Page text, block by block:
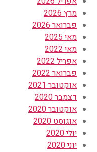
מרץ 2026
פברואר 2026
מאי 2025
מאי 2022
אפריל 2022
פברואר 2022
אוקטובר 2021
דצמבר 2020
אוקטובר 2020
אוגוסט 2020
יולי 2020
יוני 2020